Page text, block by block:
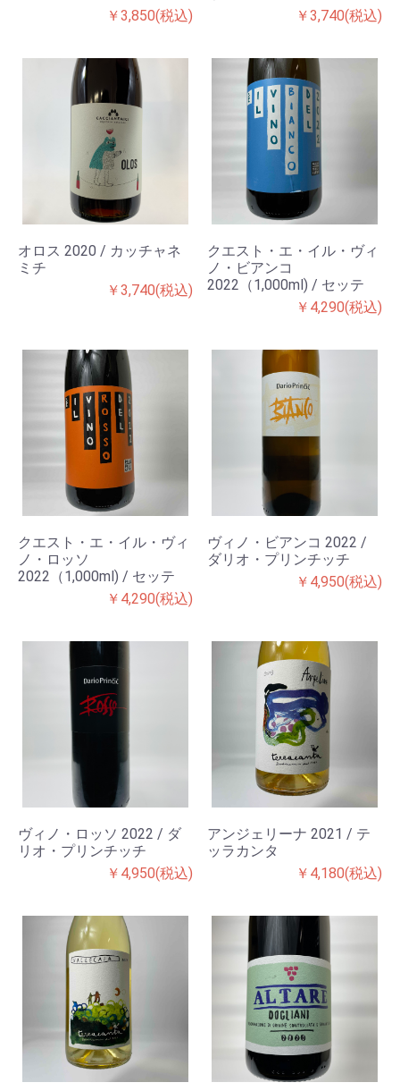
￥3,850(税込)
￥3,740(税込)
オロス 2020 / カッチャネ
ミチ
￥3,740(税込)
クエスト・エ・イル・ヴィ
ノ・ビアンコ
2022（1,000ml) / セッテ
￥4,290(税込)
クエスト・エ・イル・ヴィ
ノ・ロッソ
2022（1,000ml) / セッテ
￥4,290(税込)
ヴィノ・ビアンコ 2022 /
ダリオ・プリンチッチ
￥4,950(税込)
ヴィノ・ロッソ 2022 / ダ
リオ・プリンチッチ
￥4,950(税込)
アンジェリーナ 2021 / テ
ッラカンタ
￥4,180(税込)